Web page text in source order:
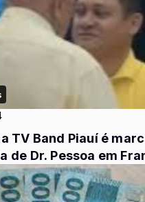
TV Band Piauí é
de Dr. Pessoa em